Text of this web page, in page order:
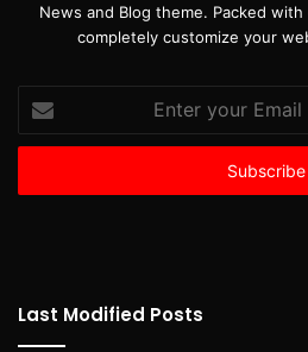
News and Blog theme. Packed
completely customize your
your
Email
Last Modified Posts